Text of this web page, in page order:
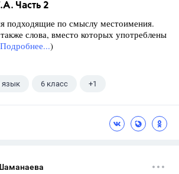
Часть 2
подходящие по смыслу местоимения.
слова, вместо которых употреблены
Подробнее...)
язык 6 класс +1